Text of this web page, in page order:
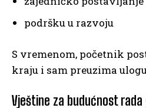
podršku u razvoju
S vremenom, početnik
kraju i sam preuzima
Vještine za budućnost